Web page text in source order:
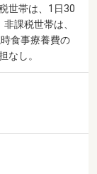
世帯は、1日30
課税世帯は、
食事療養費の
なし。